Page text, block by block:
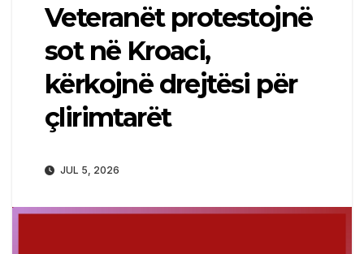
Veteranët protestojnë
sot në Kroaci,
kërkojnë drejtësi për
çlirimtarët
JUL 5, 2026